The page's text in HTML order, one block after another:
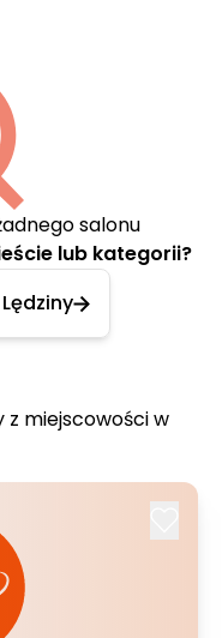
salonu
lub kategorii?
z miejscowości w